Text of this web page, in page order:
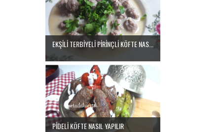
EKŞİLİ TERBİYELİ PİRİNÇLİ KÖFTE NAS...
PİDELİ KÖFTE NASIL YAPILIR